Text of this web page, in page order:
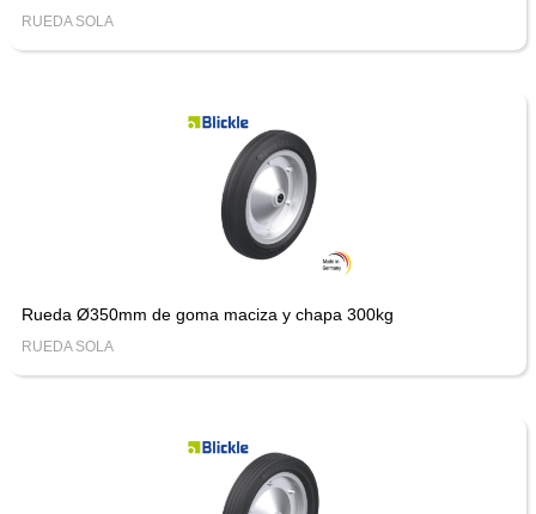
RUEDA SOLA
Rueda Ø350mm de goma maciza y chapa 300kg
RUEDA SOLA